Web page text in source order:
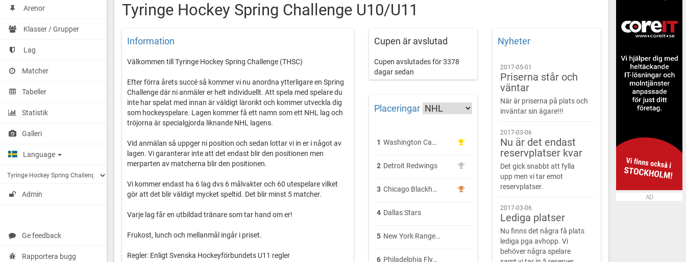
Arenor
Klasser / Grupper
Lag
Matcher
Tabeller
Statistik
Galleri
Language
Admin
Ge feedback
Rapportera bugg
Tyringe Hockey Spring Challenge U10/U11
Information
Välkommen till Tyringe Hockey Spring Challenge (THSC)
Efter förra årets succé så kommer vi nu anordna ytterligare en Spring
Challenge där ni anmäler er helt individuellt. Att spela med spelare du
inte har spelat med innan är väldigt lärorikt och kommer utveckla dig
som hockeyspelare. Lagen kommer få ett namn som ett NHL lag och
tröjorna är specialgjorda liknande NHL lagens.
Vid anmälan så uppger ni position och sedan lottar vi in er i något av
lagen. Vi garanterar inte att det endast blir den positionen men
merparten av matcherna blir den positionen.
Vi kommer endast ha 6 lag dvs 6 målvakter och 60 utespelare vilket
gör att det blir väldigt mycket speltid. Det blir minst 5 matcher.
Varje lag får en utbildad tränare som tar hand om er!
Frukost, lunch och mellanmål ingår i priset.
Regler: Enligt Svenska Hockeyförbundets U11 regler
Cupen är avslutad
Cupen avslutades för 3378
dagar sedan
Nyheter
2017-05-01
Priserna står och
väntar
När är priserna på plats och
inväntar sin ägare!!!
2017-03-06
Nu är det endast
reservplatser kvar
Det gick snabbt att fylla
upp men vi tar emot
reservplatser.
2017-03-06
Lediga platser
Nu finns det några få plats
lediga pga avhopp. Vi
behöver några spelare
Placeringar
1 Washington Capitals
2 Detroit Redwings
3 Chicago Blackhawks
4 Dallas Stars
5 New York Rangers
6 Philadelphia Flyers
AD